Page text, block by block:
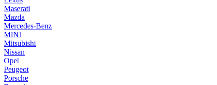
Maserati
Mazda
Mercedes-Benz
MINI
Mitsubishi
Nissan
Opel
Peugeot
Porsche